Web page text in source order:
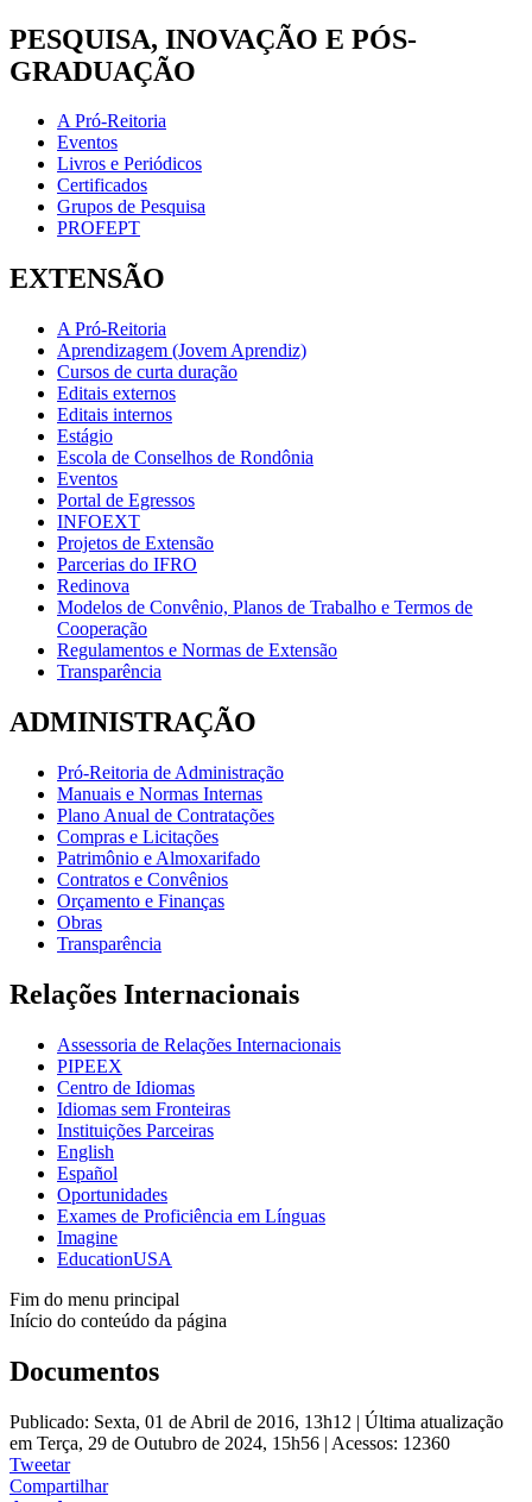
PESQUISA, INOVAÇÃO E PÓS-
GRADUAÇÃO
A Pró-Reitoria
Eventos
Livros e Periódicos
Certificados
Grupos de Pesquisa
PROFEPT
EXTENSÃO
A Pró-Reitoria
Aprendizagem (Jovem Aprendiz)
Cursos de curta duração
Editais externos
Editais internos
Estágio
Escola de Conselhos de Rondônia
Eventos
Portal de Egressos
INFOEXT
Projetos de Extensão
Parcerias do IFRO
Redinova
Modelos de Convênio, Planos de Trabalho e Termos de
Cooperação
Regulamentos e Normas de Extensão
Transparência
ADMINISTRAÇÃO
Pró-Reitoria de Administração
Manuais e Normas Internas
Plano Anual de Contratações
Compras e Licitações
Patrimônio e Almoxarifado
Contratos e Convênios
Orçamento e Finanças
Obras
Transparência
Relações Internacionais
Assessoria de Relações Internacionais
PIPEEX
Centro de Idiomas
Idiomas sem Fronteiras
Instituições Parceiras
English
Español
Oportunidades
Exames de Proficiência em Línguas
Imagine
EducationUSA
Fim do menu principal
Início do conteúdo da página
Documentos
Publicado: Sexta, 01 de Abril de 2016, 13h12 | Última atualização
em Terça, 29 de Outubro de 2024, 15h56 | Acessos: 12360
Tweetar
Compartilhar